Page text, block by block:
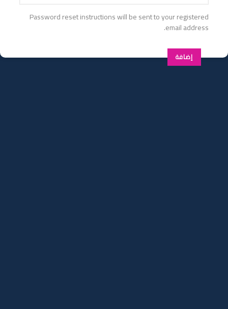
Password reset instructions will be sent to your registered
email address.